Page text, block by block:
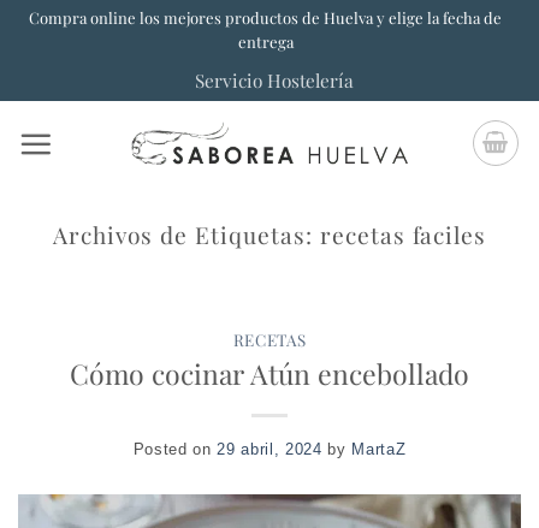
SaltarCompra online los mejores productos de Huelva y elige la fecha de
entrega
Servicio Hostelería
Archivos de Etiquetas: recetas faciles
RECETAS
Cómo cocinar Atún encebollado
Posted on29 abril, 2024 by MartaZ